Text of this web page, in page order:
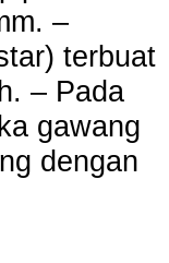
–
terbuat
– Pada
gawang
dengan